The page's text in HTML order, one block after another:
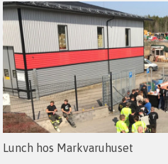
Lunch hos Markvaruhuset